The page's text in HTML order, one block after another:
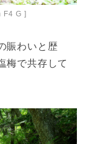
F4 G ]
賑わいと歴
梅で共存して